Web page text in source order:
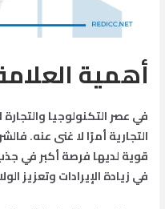
أهمية
في عصر التكنولوجيا والتجارة
التجارية أمرًا لا غنى عنه.
قوية لديها فرصة أكبر في
في زيادة الإيرادات وتعزيز